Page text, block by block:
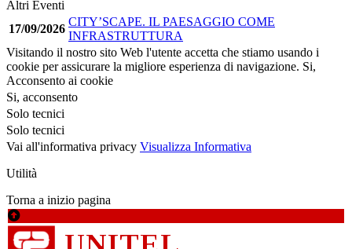
Altri Eventi
17/09/2026
CITY’SCAPE. IL PAESAGGIO COME
INFRASTRUTTURA
Visitando il nostro sito Web l'utente accetta che stiamo usando i
cookie per assicurare la migliore esperienza di navigazione. Si,
Acconsento ai cookie
Si, acconsento
Solo tecnici
Solo tecnici
Vai all'informativa privacy Visualizza Informativa
Utilità
Torna a inizio pagina